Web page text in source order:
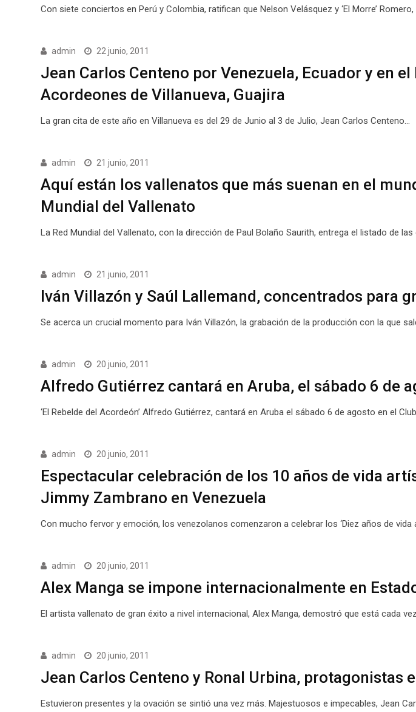
Con siete conciertos en Perú y Colombia, ratifican que Nelson Velásquez y ‘El Morre’
admin 22 junio, 2011
Jean Carlos Centeno por Venezuela, Ecuador y en el
Acordeones de Villanueva, Guajira
La gran cita de este año en Villanueva es del 29 de Junio al 3 de Julio, Jean Carlos Centeno…
admin 21 junio, 2011
Aquí están los vallenatos que más suenan en el
Mundial del Vallenato
La Red Mundial del Vallenato, con la dirección de Paul Bolaño Saurith, entrega el listado de
admin 21 junio, 2011
Iván Villazón y Saúl Lallemand, concentrados para
Se acerca un crucial momento para Iván Villazón, la grabación de la producción con la que
admin 20 junio, 2011
Alfredo Gutiérrez cantará en Aruba, el sábado 6 de
‘El Rebelde del Acordeón’ Alfredo Gutiérrez, cantará en Aruba el sábado 6 de agosto en el
admin 20 junio, 2011
Espectacular celebración de los 10 años de vida
Jimmy Zambrano en Venezuela
Con mucho fervor y emoción, los venezolanos comenzaron a celebrar los ‘Diez años de vida
admin 20 junio, 2011
Alex Manga se impone internacionalmente en
El artista vallenato de gran éxito a nivel internacional, Alex Manga, demostró que está cada
admin 20 junio, 2011
Jean Carlos Centeno y Ronal Urbina, protagonistas
Estuvieron presentes y la ovación se sintió una vez más. Majestuosos e impecables, Jean